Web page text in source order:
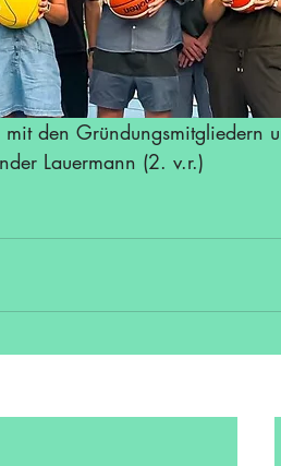
den Gründungsmitgliedern
Lauermann (2. v.r.)